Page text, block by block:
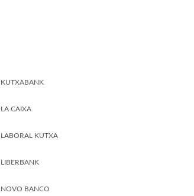
KUTXABANK
LA CAIXA
LABORAL KUTXA
LIBERBANK
NOVO BANCO